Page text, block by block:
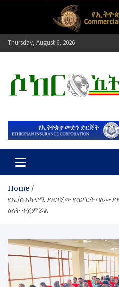
Thursday, August 6, 2026
ሶከር ኢትዮጵያ
Home
የኢ/ስ አካዳሚ ያዘጋጀው የስፖርት
ዕለት ተጀምሯል